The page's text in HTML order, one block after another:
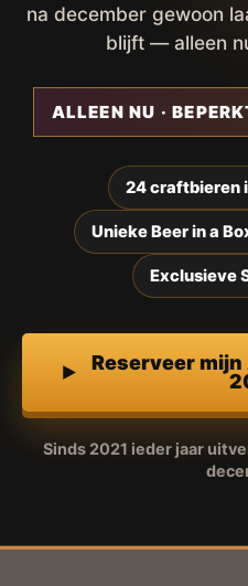
na december gewoon
blijft — alleen
ALLEEN NU ·
24 craftbieren
Unieke Beer in a
Exclusieve
Reserveer
Sinds 2021 ieder jaar